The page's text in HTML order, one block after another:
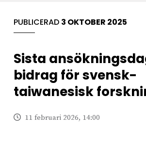
PUBLICERAD 3 OKTOBER 2025
Sista
bidrag för svensk-
taiwanesisk
11 februari 2026, 14:00